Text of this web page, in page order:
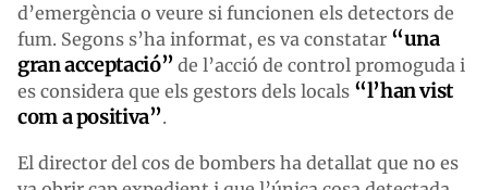
d’emergència o veure si funcionen els detectors de
fum. Segons s’ha informat, es va constatar “una
gran acceptació” de l’acció de control promoguda i
es considera que els gestors dels locals “l’han vist
com a positiva”.
El director del cos de bombers ha detallat que no es